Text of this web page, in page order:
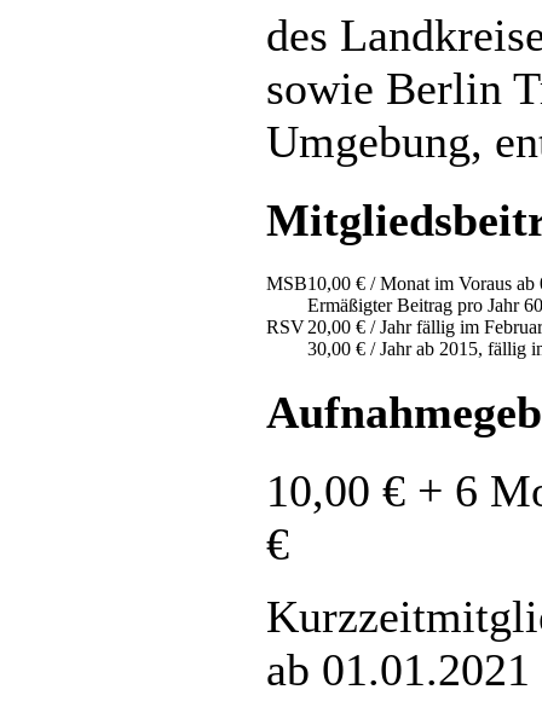
des
sowie Berlin
Umgebung,
MSB10,00 € / Monat im Voraus ab
Ermäßigter Beitrag pro Jahr
RSV20,00 € / Jahr fällig im
30,00 € / Jahr ab 2015, fällig
10,00 € + 6
€
ab